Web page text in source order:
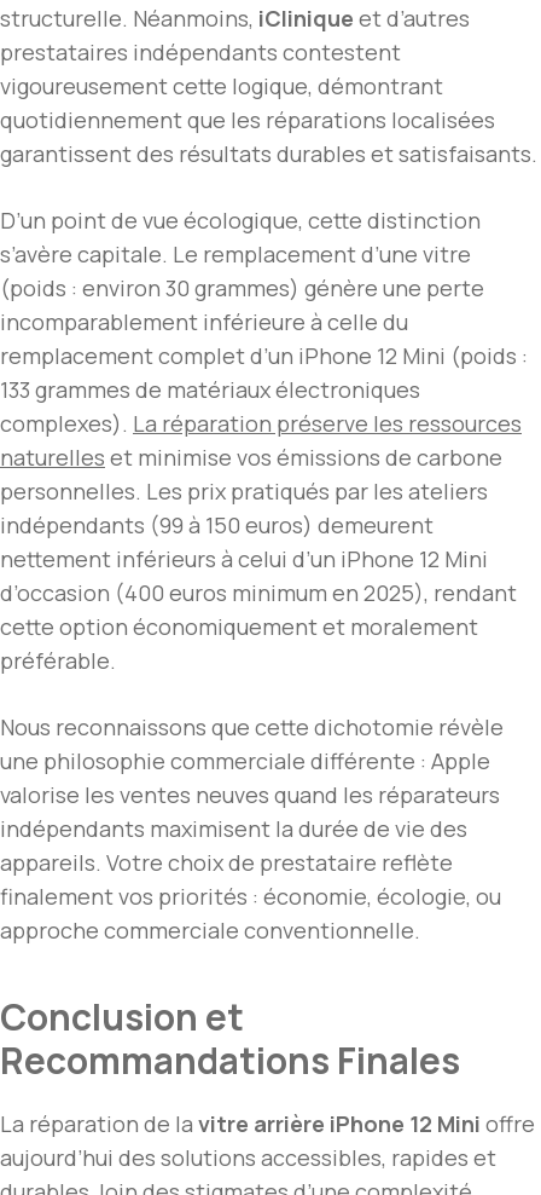
structurelle. Néanmoins, iClinique et d’autres
prestataires indépendants contestent
vigoureusement cette logique, démontrant
quotidiennement que les réparations localisées
garantissent des résultats durables et satisfaisants.
D’un point de vue écologique, cette distinction
s’avère capitale. Le remplacement d’une vitre
(poids : environ 30 grammes) génère une perte
incomparablement inférieure à celle du
remplacement complet d’un iPhone 12 Mini (poids :
133 grammes de matériaux électroniques
complexes). La réparation préserve les ressources
naturelles et minimise vos émissions de carbone
personnelles. Les prix pratiqués par les ateliers
indépendants (99 à 150 euros) demeurent
nettement inférieurs à celui d’un iPhone 12 Mini
d’occasion (400 euros minimum en 2025), rendant
cette option économiquement et moralement
préférable.
Nous reconnaissons que cette dichotomie révèle
une philosophie commerciale différente : Apple
valorise les ventes neuves quand les réparateurs
indépendants maximisent la durée de vie des
appareils. Votre choix de prestataire reflète
finalement vos priorités : économie, écologie, ou
approche commerciale conventionnelle.
Conclusion et
Recommandations Finales
La réparation de la vitre arrière iPhone 12 Mini offre
aujourd’hui des solutions accessibles, rapides et